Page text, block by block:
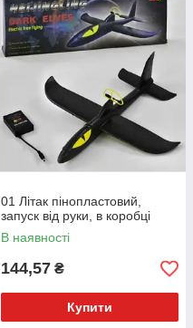
01 Літак пінопластовий,
запуск від руки, в коробці
В наявності
144,57 ₴
Купити